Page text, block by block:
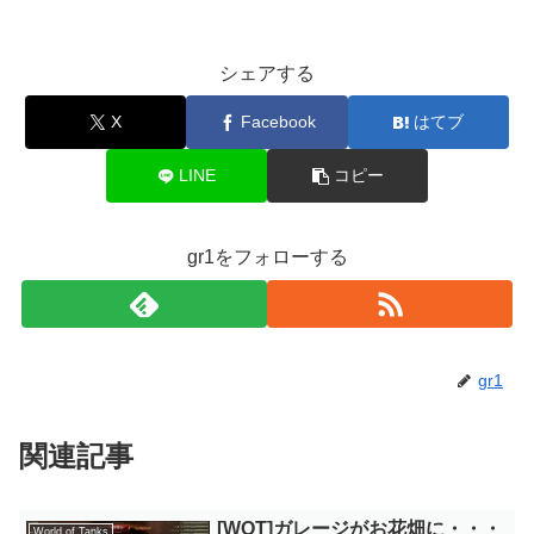
シェアする
X Facebook はてブ
LINE コピー
gr1をフォローする
gr1
関連記事
[WOT]ガレージがお花畑に・・・